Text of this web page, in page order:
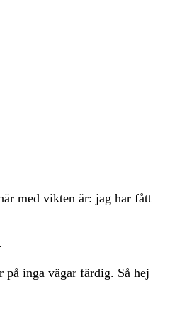
med vikten är: jag har fått
inga vägar färdig. Så hej